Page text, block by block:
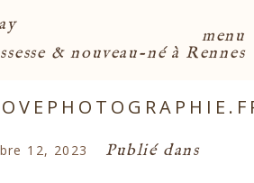
menu
& nouveau-né à Rennes
12, 2023 Publié dans